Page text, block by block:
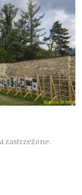
zastrzeżone.